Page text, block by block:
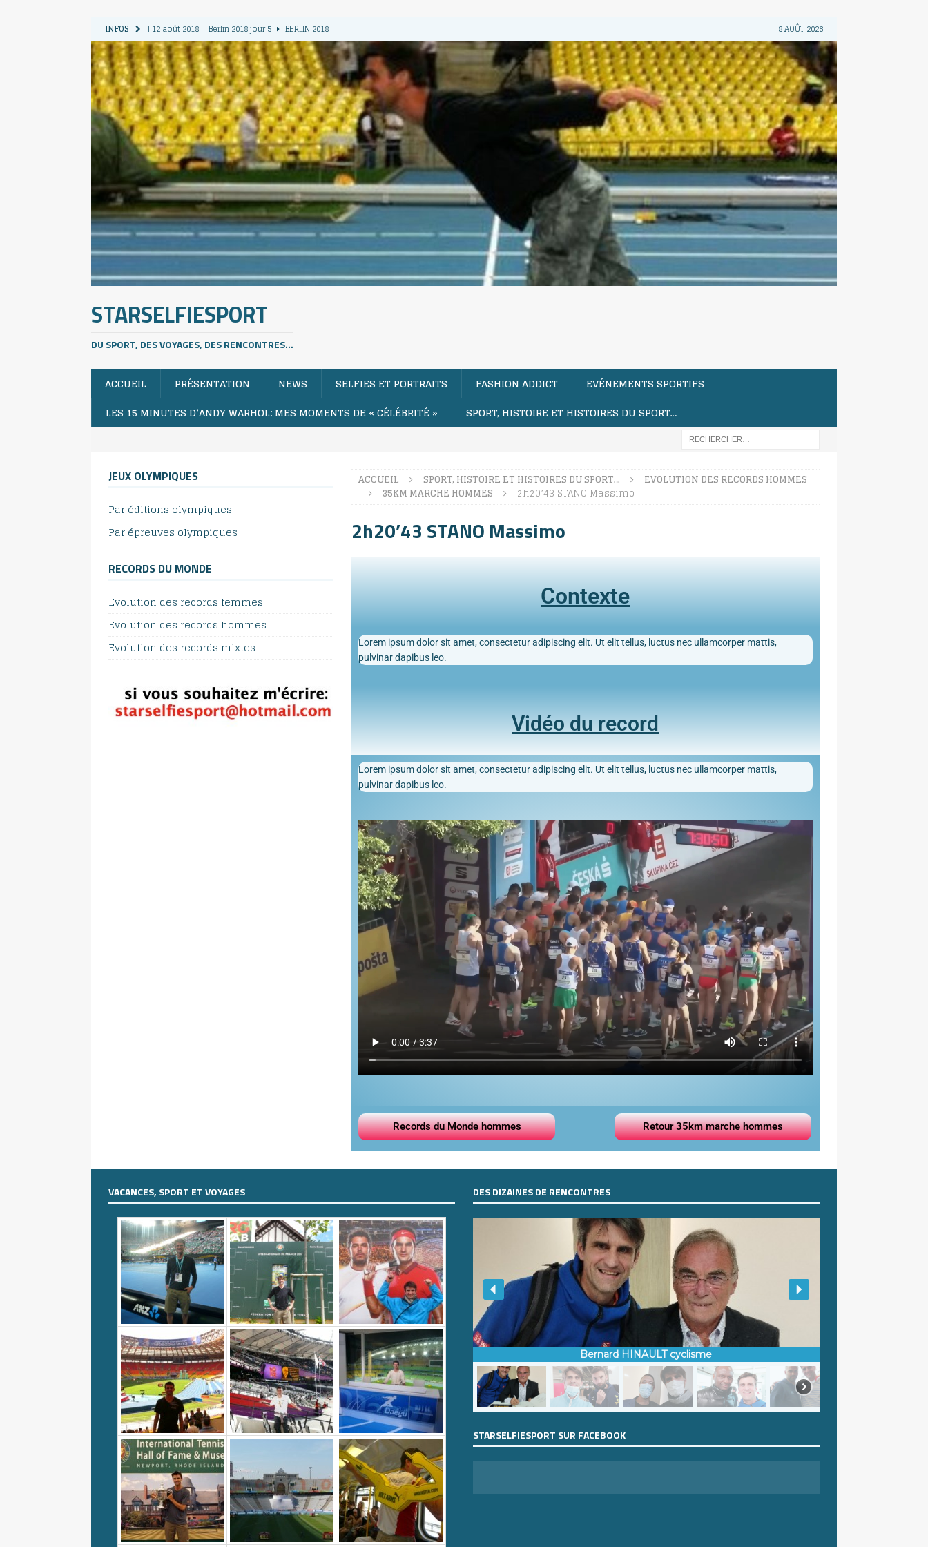
INFOS [ 12 août 2018 ] Berlin 2018 jour 5
BERLIN 2018
[ 11 août 2018 ] Berlin 2018 jour 4
BERLIN 2018
[ 10 août 2018 ] Berlin 2018 Jour 3
BERLIN 2018
[ 9 août 2018 ] Berlin 2018 jour 2
BERLIN 2018
[ 13 août 2018 ] Berlin 2018 jour 6 BERLIN 2018
8 AOÛT 2026
STARSELFIESPORT
DU SPORT, DES VOYAGES, DES RENCONTRES...
ACCUEIL PRÉSENTATION NEWS SELFIES ET PORTRAITS FASHION ADDICT
EVÉNEMENTS SPORTIFS
LES 15 MINUTES D’ANDY WARHOL: MES MOMENTS DE « CÉLÉBRITÉ »
SPORT, HISTOIRE ET HISTOIRES DU SPORT…
ACCUEIL SPORT, HISTOIRE ET HISTOIRES DU SPORT…
EVOLUTION DES RECORDS HOMMES
35KM MARCHE HOMMES
2h20’43 STANO Massimo
2h20’43 STANO Massimo
Contexte
Lorem ipsum dolor sit amet, consectetur adipiscing elit. Ut elit tellus, luctus nec ullamcorper mattis,
pulvinar dapibus leo.
Vidéo du record
Lorem ipsum dolor sit amet, consectetur adipiscing elit. Ut elit tellus, luctus nec ullamcorper mattis,
pulvinar dapibus leo.
Records du Monde hommes Retour 35km marche hommes
JEUX OLYMPIQUES
Par éditions olympiques
Par épreuves olympiques
RECORDS DU MONDE
Evolution des records femmes
Evolution des records hommes
Evolution des records mixtes
VACANCES, SPORT ET VOYAGES DES DIZAINES DE RENCONTRES
Bernard HINAULT cyclisme
STARSELFIESPORT SUR FACEBOOK